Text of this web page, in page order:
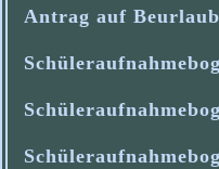
Antrag auf